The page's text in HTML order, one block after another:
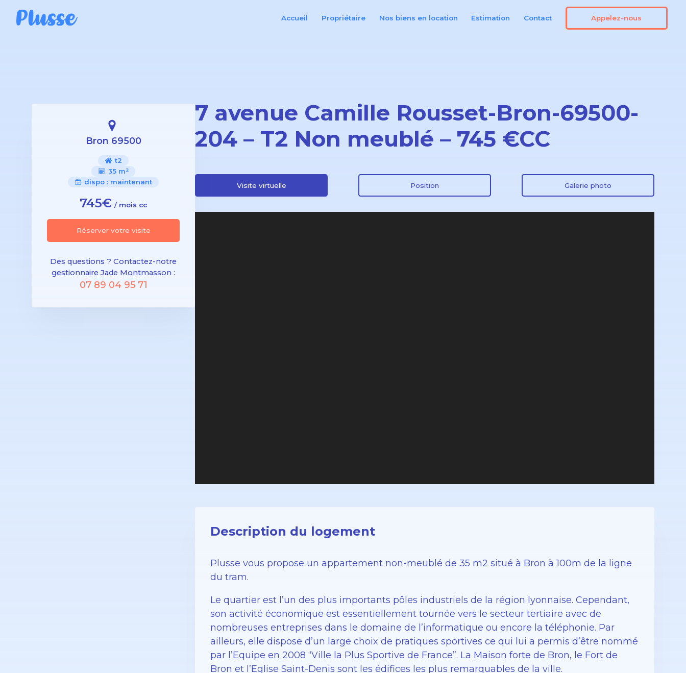
Accueil Propriétaire Nos biens en location Estimation Contact Appelez-nous
Bron 69500
t2
35 m²
dispo : maintenant
745€ / mois cc
Réserver votre visite
Des questions ? Contactez-notre
gestionnaire Jade Montmasson :
07 89 04 95 71
7 avenue Camille Rousset-Bron-69500-
204 – T2 Non meublé – 745 €CC
Visite virtuelle Position Galerie photo
Description du logement
Plusse vous propose un appartement non-meublé de 35 m2 situé à Bron à 100m de la ligne
du tram.
Le quartier est l’un des plus importants pôles industriels de la région lyonnaise. Cependant,
son activité économique est essentiellement tournée vers le secteur tertiaire avec de
nombreuses entreprises dans le domaine de l’informatique ou encore la téléphonie. Par
ailleurs, elle dispose d’un large choix de pratiques sportives ce qui lui a permis d’être nommé
par l’Equipe en 2008 “Ville la Plus Sportive de France”. La Maison forte de Bron, le Fort de
Bron et l’Eglise Saint-Denis sont les édifices les plus remarquables de la ville.